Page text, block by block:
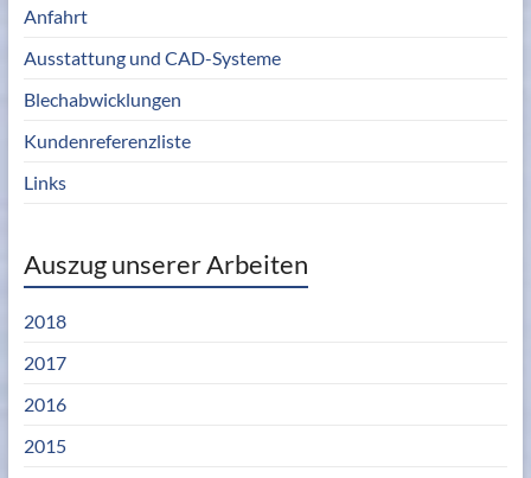
Anfahrt
Ausstattung und CAD-Systeme
Blechabwicklungen
Kundenreferenzliste
Links
Auszug unserer Arbeiten
2018
2017
2016
2015